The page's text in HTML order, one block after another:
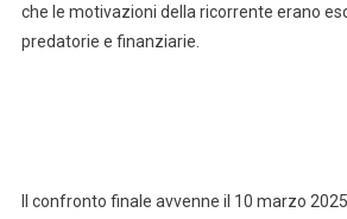
che le motivazioni della ricorrente erano
predatorie e finanziarie.
Il confronto finale avvenne il 10 marzo